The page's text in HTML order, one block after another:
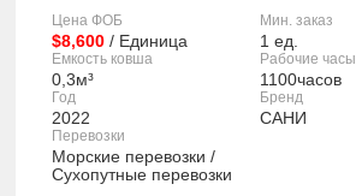
Цена ФОБ
$8,600 / Единица
Мин. заказ
1 ед.
Емкость ковша
0,3м³
Рабочие часы
1100часов
Год
2022
Бренд
САНИ
Перевозки
Морские перевозки /
Сухопутные перевозки